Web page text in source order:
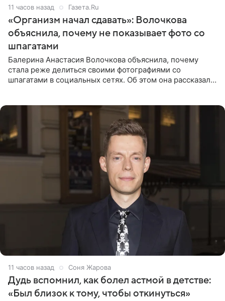
11 часов назад Газета.Ru
«Организм начал сдавать»: Волочкова
объяснила, почему не показывает фото со
шпагатами
Балерина Анастасия Волочкова объяснила, почему
стала реже делиться своими фотографиями со
шпагатами в социальных сетях. Об этом она рассказала
11 часов назад Соня Жарова
Дудь вспомнил, как болел астмой в детстве:
«Был близок к тому, чтобы откинуться»